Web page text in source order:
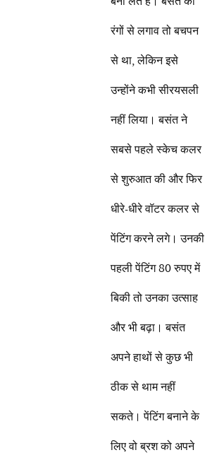
रंगों से लगाव तो बचपन
से था, लेकिन इसे
उन्होंने कभी सीरयसली
नहीं लिया। बसंत ने
सबसे पहले स्केच कलर
से शुरुआत की और फिर
धीरे-धीरे वॉटर कलर से
पेंटिंग करने लगे। उनकी
पहली पेंटिंग 80 रुपए में
बिकी तो उनका उत्साह
और भी बढ़ा। बसंत
अपने हाथों से कुछ भी
ठीक से थाम नहीं
सकते। पेंटिंग बनाने के
लिए वो ब्रश को अपने